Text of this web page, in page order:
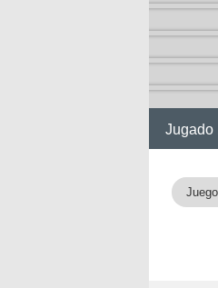
Jugado